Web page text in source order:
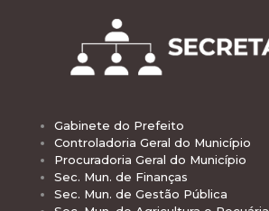
Gabinete do Prefeito
Controladoria Geral do Município
Procuradoria Geral do Município
Sec. Mun. de Finanças
Sec. Mun. de Gestão Pública